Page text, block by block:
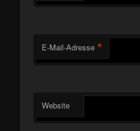
E-Mail-Adresse *
Website